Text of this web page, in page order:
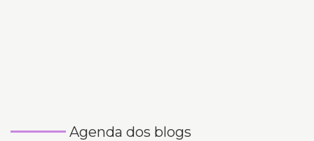
Agenda dos blogs